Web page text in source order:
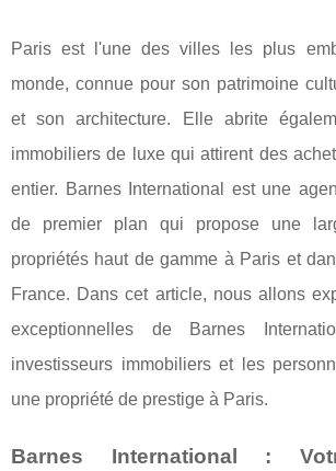
Paris est l'une des villes les plus
monde, connue pour son patrimoine
et son architecture. Elle abrite
immobiliers de luxe qui attirent des
entier. Barnes International est une
de premier plan qui propose une
propriétés haut de gamme à Paris et
France. Dans cet article, nous allons
exceptionnelles de Barnes
investisseurs immobiliers et les
une propriété de prestige à Paris.
Barnes International :